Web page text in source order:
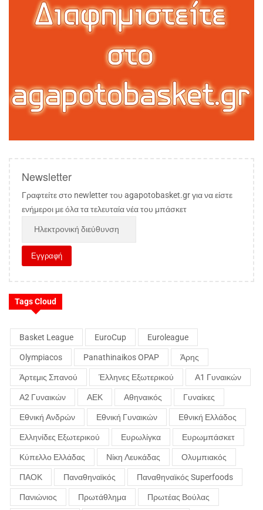
Newsletter
Γραφτείτε στο newletter του agapotobasket.gr για να είστε
ενήμεροι με όλα τα τελευταία νέα του μπάσκετ
Tags Cloud
Basket League EuroCup Euroleague
Olympiacos Panathinaikos OPAP Άρης
Άρτεμις Σπανού Έλληνες Εξωτερικού Α1 Γυναικών
Α2 Γυναικών ΑΕΚ Αθηναικός Γυναίκες
Εθνική Ανδρών Εθνική Γυναικών Εθνική Ελλάδος
Ελληνίδες Εξωτερικού Ευρωλίγκα Ευρωμπάσκετ
Κύπελλο Ελλάδας Νίκη Λευκάδας Ολυμπιακός
ΠΑΟΚ Παναθηναϊκός Παναθηναϊκός Superfoods
Πανιώνιος Πρωτάθλημα Πρωτέας Βούλας